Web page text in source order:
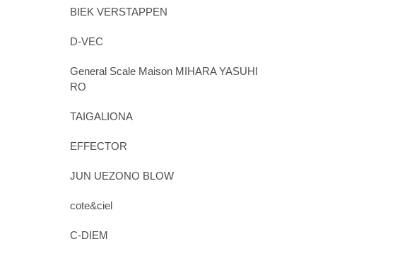
BIEK VERSTAPPEN
D-VEC
General Scale Maison MIHARA YASUHI
RO
TAIGALIONA
EFFECTOR
JUN UEZONO BLOW
cote&ciel
C-DIEM